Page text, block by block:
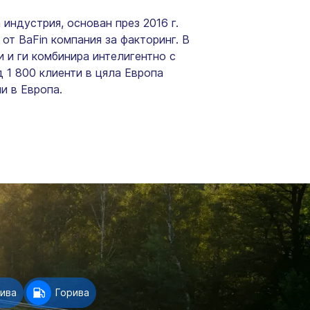
основан през 2016 г.
BaFin компания за факторинг. В
ги комбинира интелигентно с
800 клиенти в цяла Европа
в Европа.
Горива